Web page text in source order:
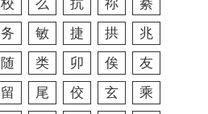
校 么 抗 祢
綦
务 敏 捷 拱
兆
随 类 卯 俟
友
留 尾 佼 玄
乘